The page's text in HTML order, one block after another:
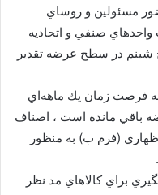
مسئولين و روساي
صنفي و اتحاديه
شبنم در سطح عرضه تقدير
به فرصت زمان يك ماهه‌اي
باقي مانده است ، اصناف
(فرم ب) به منظور
براي كالاهاي مد نظر